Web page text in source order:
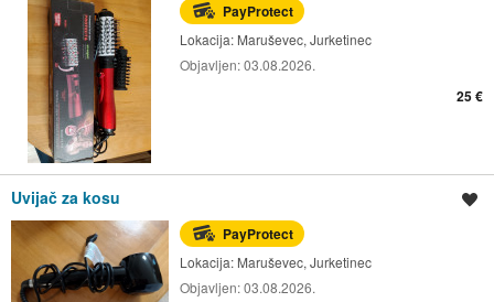
PayProtect
Lokacija: Maruševec, Jurketinec
Objavljen:03.08.2026.
25 €
Uvijač za kosu
PayProtect
Lokacija: Maruševec, Jurketinec
Objavljen:03.08.2026.